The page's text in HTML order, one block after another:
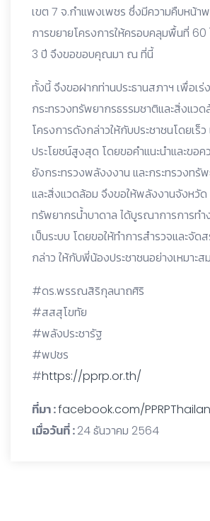
เขต 7 จ.กำแพงเพชร ซึ่งมีความคืบหน้า
การขยายโครงการให้ครอบคลุมพื้นที่ 60
3 ปี จึงขอขอบคุณมา ณ ที่นี้
ทั้งนี้ จึงขอฝากท่านประธานสภาฯ เพื่อเร่
กระทรวงทรัพยากรธรรมชาติและสิ่งแวด
โครงการดังกล่าวให้กับประชาชนโดยเร็ว
ประโยชน์สูงสุด โดยขอคำแนะนำและขอค
ยังกระทรวงพลังงงาน และกระทรวงทรั
และสิ่งแวดล้อม จึงขอให้พลังงานจังหวัด
ทรัพยากรน้ำบาดาล ได้บูรณาการการทำ
เป็นระบบ โดยขอให้ทำการสำรวจและจัด
กล่าว ให้กับพี่น้องประชาชนอย่างเหมาะส
#ดร.พรรณสิริกุลนาถศิริ
#สสสุโขทัย
#พลังประชารัฐ
#พปชร
#https://pprp.or.th/
ที่มา :facebook.com/
เมื่อวันที่ :24 ธันวาคม 2564